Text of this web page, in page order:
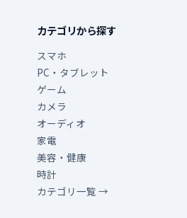
カテゴリから探す
スマホ
PC・タブレット
ゲーム
カメラ
オーディオ
家電
美容・健康
時計
カテゴリ一覧 →